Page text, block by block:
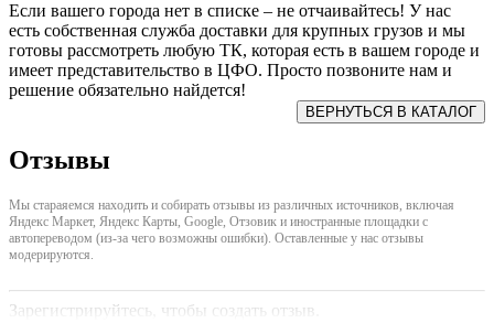
Если вашего города нет в списке – не отчаивайтесь! У нас
есть собственная служба доставки для крупных грузов и мы
готовы рассмотреть любую ТК, которая есть в вашем городе и
имеет представительство в ЦФО. Просто позвоните нам и
решение обязательно найдется!
Отзывы
Мы стараяемся находить и собирать отзывы из различных источников, включая
Яндекс Маркет, Яндекс Карты, Google, Отзовик и иностранные площадки с
автопереводом (из-за чего возможны ошибки). Оставленные у нас отзывы
модерируются.
Зарегистрируйтесь, чтобы создать отзыв.